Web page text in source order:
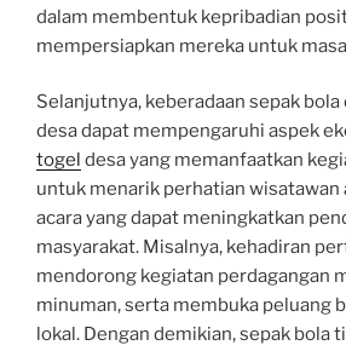
dalam membentuk kepribadian
mempersiapkan mereka untuk
Selanjutnya, keberadaan sepak
desa dapat mempengaruhi aspek
togel desa yang memanfaatkan
untuk menarik perhatian wisatawan
acara yang dapat meningkatkan
masyarakat. Misalnya, kehadiran
mendorong kegiatan perdagangan
minuman, serta membuka peluang
lokal. Dengan demikian, sepak bola